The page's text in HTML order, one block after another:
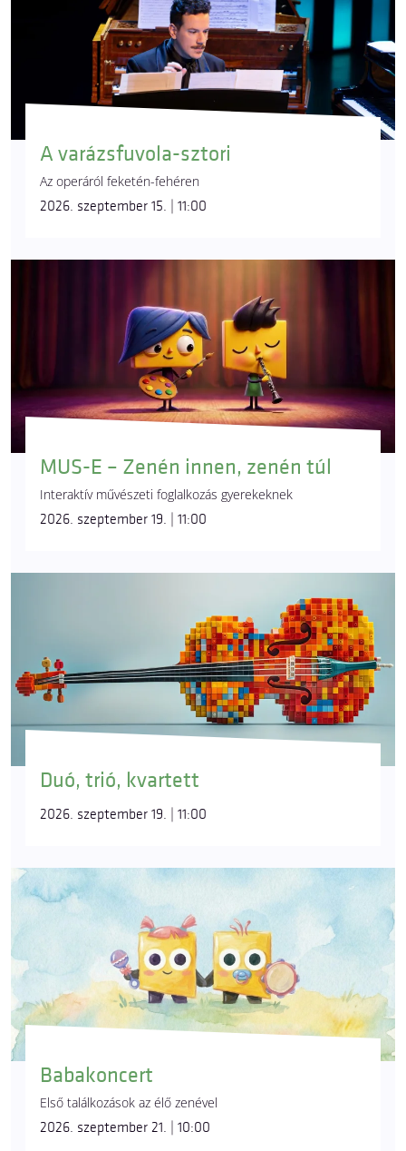
A varázsfuvola-sztori
Az operáról feketén-fehéren
2026. szeptember 15. | 11:00
MUS-E – Zenén innen, zenén túl
Interaktív művészeti foglalkozás gyerekeknek
2026. szeptember 19. | 11:00
Duó, trió, kvartett
2026. szeptember 19. | 11:00
Babakoncert
Első találkozások az élő zenével
2026. szeptember 21. | 10:00